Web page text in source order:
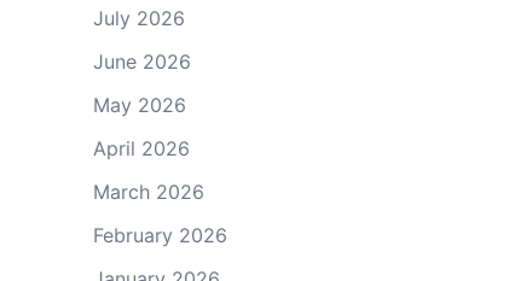
July 2026
June 2026
May 2026
April 2026
March 2026
February 2026